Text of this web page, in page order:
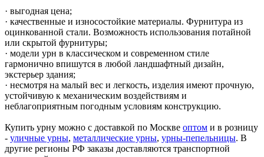
· выгодная цена;
· качественные и износостойкие материалы. Фурнитура из
оцинкованной стали. Возможность использования потайной
или скрытой фурнитуры;
· модели урн в классическом и современном стиле
гармонично впишутся в любой ландшафтный дизайн,
экстерьер здания;
· несмотря на малый вес и легкость, изделия имеют прочную,
устойчивую к механическим воздействиям и
неблагоприятным погодным условиям конструкцию.
Купить урну можно с доставкой по Москве оптом и в розницу
- уличные урны, металлические урны, урны-пепельницы. В
другие регионы РФ заказы доставляются транспортной